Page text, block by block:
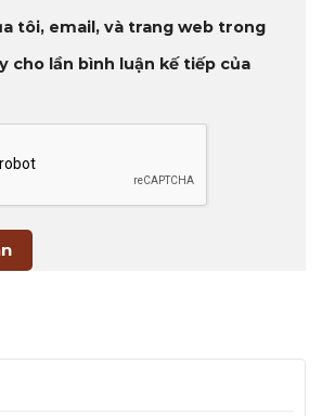
tôi, email, và trang web trong
cho lần bình luận kế tiếp của